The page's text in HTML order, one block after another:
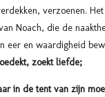
verzoenen.
Noach, die de
eer en waardigheid
zoekt liefde;
in de tent van zijn